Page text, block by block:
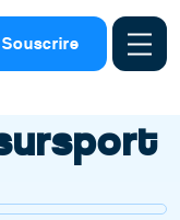
Souscrire